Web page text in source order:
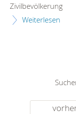
Zivilbevölkerung
Weiterlesen